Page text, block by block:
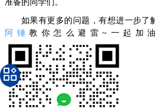
准备的同学们。
如果有更多的问题，有想进一步了
阿锤 教你怎么避雷~一起加